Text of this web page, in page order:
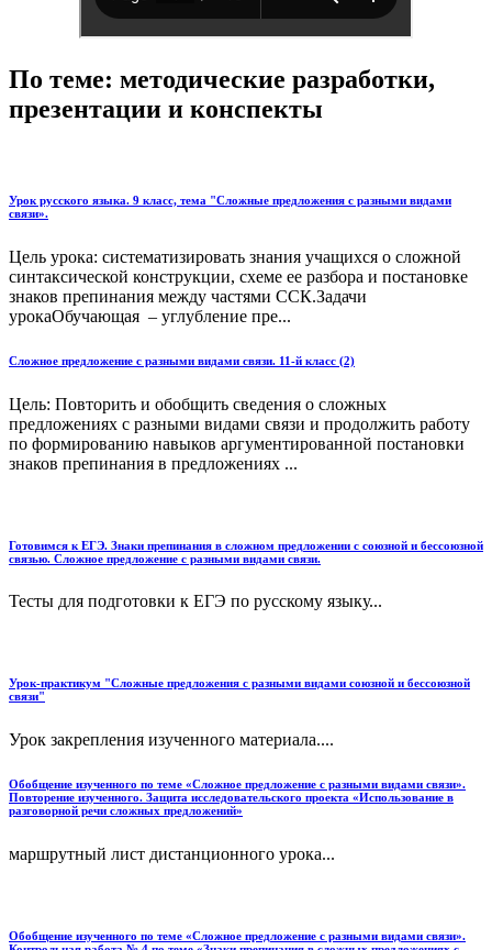
По теме: методические разработки,
презентации и конспекты
Урок русского языка. 9 класс, тема "Сложные предложения с разными видами
связи».
Цель урока: систематизировать знания учащихся о сложной
синтаксической конструкции, схеме ее разбора и постановке
знаков препинания между частями ССК.Задачи
урокаОбучающая – углубление пре...
Сложное предложение с разными видами связи. 11-й класс (2)
Цель: Повторить и обобщить сведения о сложных
предложениях с разными видами связи и продолжить работу
по формированию навыков аргументированной постановки
знаков препинания в предложениях ...
Готовимся к ЕГЭ. Знаки препинания в сложном предложении с союзной и бессоюзной
связью. Сложное предложение с разными видами связи.
Тесты для подготовки к ЕГЭ по русскому языку...
Урок-практикум "Сложные предложения с разными видами союзной и бессоюзной
связи"
Урок закрепления изученного материала....
Обобщение изученного по теме «Сложное предложение с разными видами связи».
Повторение изученного. Защита исследовательского проекта «Использование в
разговорной речи сложных предложений»
маршрутный лист дистанционного урока...
Обобщение изученного по теме «Сложное предложение с разными видами связи».